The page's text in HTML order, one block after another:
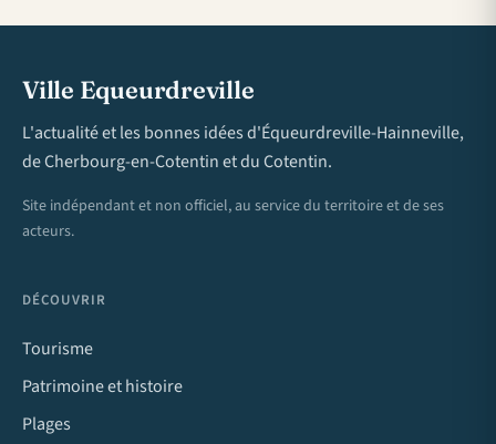
Ville Equeurdreville
L'actualité et les bonnes idées d'Équeurdreville-Hainneville,
de Cherbourg-en-Cotentin et du Cotentin.
Site indépendant et non officiel, au service du territoire et de ses
acteurs.
DÉCOUVRIR
Tourisme
Patrimoine et histoire
Plages